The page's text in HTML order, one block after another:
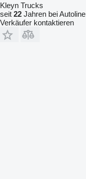
Kleyn Trucks
seit 22 Jahren bei Autoline
Verkäufer kontaktieren